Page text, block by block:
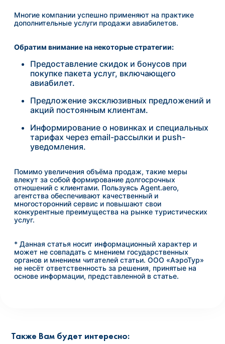
Многие компании успешно применяют на практике
дополнительные услуги продажи авиабилетов.
Обратим внимание на некоторые стратегии:
Предоставление скидок и бонусов при
покупке пакета услуг, включающего
авиабилет.
Предложение эксклюзивных предложений и
акций постоянным клиентам.
Информирование о новинках и специальных
тарифах через email-рассылки и push-
уведомления.
Помимо увеличения объёма продаж, такие меры
влекут за собой формирование долгосрочных
отношений с клиентами. Пользуясь Agent.aero,
агентства обеспечивают качественный и
многосторонний сервис и повышают свои
конкурентные преимущества на рынке туристических
услуг.
* Данная статья носит информационный характер и
может не совпадать с мнением государственных
органов и мнением читателей статьи. ООО «АэроТур»
не несёт ответственность за решения, принятые на
основе информации, представленной в статье.
Также Вам будет интересно: